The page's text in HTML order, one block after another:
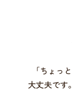
「ちょっ
大丈夫です。